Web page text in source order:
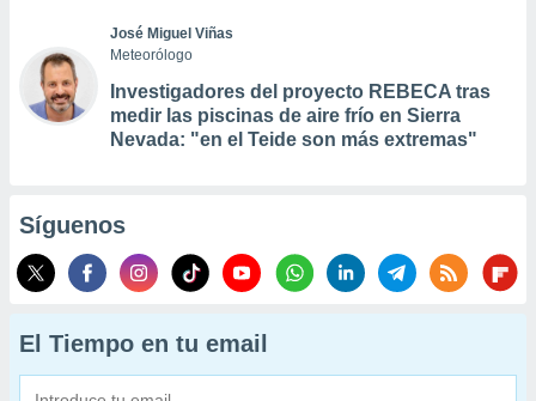
José Miguel Viñas
Meteorólogo
Investigadores del proyecto REBECA tras
medir las piscinas de aire frío en Sierra
Nevada: "en el Teide son más extremas"
Síguenos
El Tiempo en tu email